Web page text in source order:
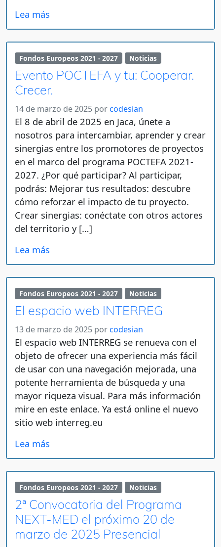
Lea más
Fondos Europeos 2021 - 2027 Noticias
Evento POCTEFA y tu: Cooperar.
Crecer.
14 de marzo de 2025 por codesian
El 8 de abril de 2025 en Jaca, únete a
nosotros para intercambiar, aprender y crear
sinergias entre los promotores de proyectos
en el marco del programa POCTEFA 2021-
2027. ¿Por qué participar? Al participar,
podrás: Mejorar tus resultados: descubre
cómo reforzar el impacto de tu proyecto.
Crear sinergias: conéctate con otros actores
del territorio y […]
Lea más
Fondos Europeos 2021 - 2027 Noticias
El espacio web INTERREG
13 de marzo de 2025 por codesian
El espacio web INTERREG se renueva con el
objeto de ofrecer una experiencia más fácil
de usar con una navegación mejorada, una
potente herramienta de búsqueda y una
mayor riqueza visual. Para más información
mire en este enlace. Ya está online el nuevo
sitio web interreg.eu
Lea más
Fondos Europeos 2021 - 2027 Noticias
2ª Convocatoria del Programa
NEXT-MED el próximo 20 de
marzo de 2025 Presencial